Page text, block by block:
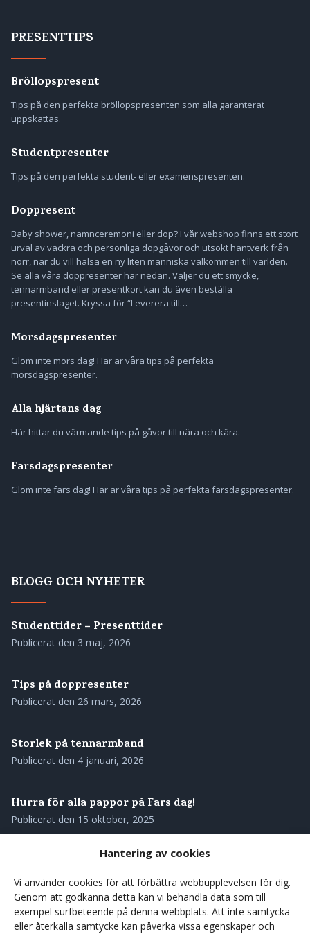
Hantering av cookies
Vi använder cookies för att förbättra webbupplevelsen för dig.
Genom att godkänna detta kan vi behandla data som till
exempel surfbeteende på denna webbplats. Att inte samtycka
eller återkalla samtycke kan påverka vissa egenskaper och
PRESENTTIPS
Bröllopspresent
Tips på den perfekta bröllopspresenten som alla garanterat
uppskattas.
Studentpresenter
Tips på den perfekta student- eller examenspresenten.
Doppresent
Baby shower, namnceremoni eller dop? I vår webshop finns ett stort
urval av vackra och personliga dopgåvor och utsökt hantverk från
norr, när du vill hälsa en ny liten människa välkommen till världen.
Se alla våra doppresenter här nedan. Väljer du ett smycke,
tennarmband eller presentkort kan du även beställa
presentinslaget. Kryssa för “Leverera till…
Morsdagspresenter
Glöm inte mors dag! Här är våra tips på perfekta
morsdagspresenter.
Alla hjärtans dag
Här hittar du värmande tips på gåvor till nära och kära.
Farsdagspresenter
Glöm inte fars dag! Här är våra tips på perfekta farsdagspresenter.
BLOGG OCH NYHETER
Studenttider = Presenttider
Publicerat den 3 maj, 2026
Tips på doppresenter
Publicerat den 26 mars, 2026
Storlek på tennarmband
Publicerat den 4 januari, 2026
Hurra för alla pappor på Fars dag!
Publicerat den 15 oktober, 2025
Skötselråd för ditt tennarmband
Publicerat den28 augusti, 2025
Våra tennarmband – genuint svenskt hantverk med